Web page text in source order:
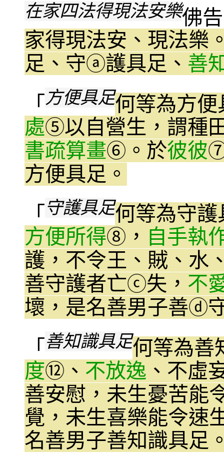
在家四法得現法安樂佛
家得現法安、現法樂
足、守ⓐ護具足、 善
「 方便具足何等為方便
處⑤以自營生，謂種
書疏算畫⑥ 。於彼彼
方便具足。
「 守護具足何等為守
方便所得⑧ ， 自手執
護，不令王、賊、水
善守護者亡ⓒ失， 不
壞，是名善男子善ⓓ
「 善知識具足何等為善
度⑫ 、 不放逸 、不虛
善安慰，未生憂苦能
覺，未生喜樂能令速
名善男子善知識具足